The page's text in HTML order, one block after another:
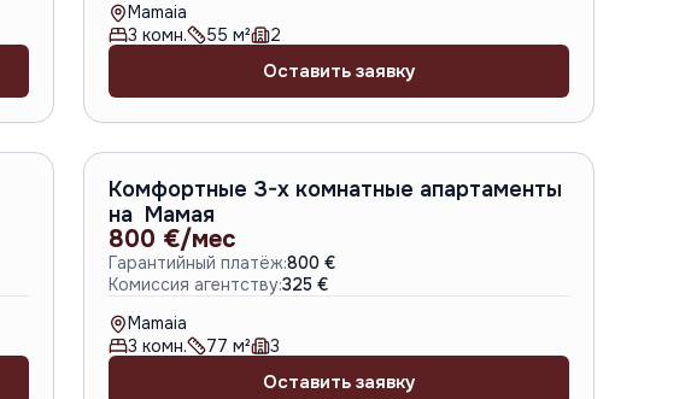
Mamaia
3 комн. 55 м² 2
Оставить заявку
A-6616
Комфортные 3-х комнатные апартаменты
на Мамая
800 €/мес
Гарантийный платёж:800 €
Комиссия агентству:325 €
Mamaia
3 комн. 77 м² 3
Оставить заявку